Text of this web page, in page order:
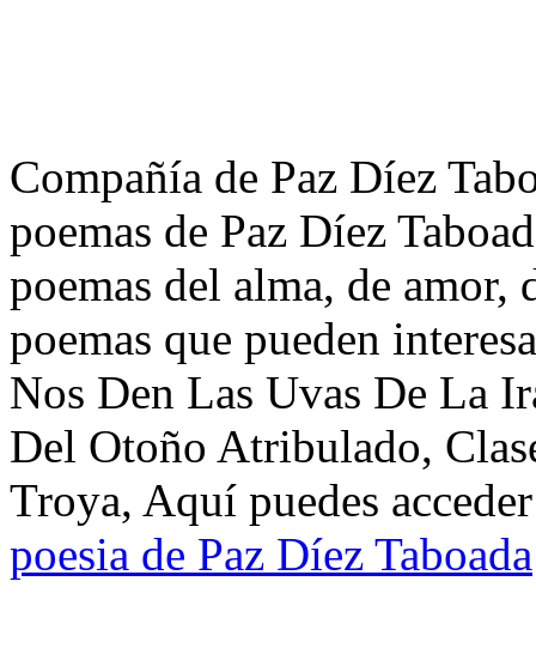
Compañía de Paz Díez
poemas de Paz Díez
poemas del alma, de
poemas que pueden
Nos Den Las Uvas De La
Del Otoño Atribulado,
Troya, Aquí puedes
poesia de Paz Díez Taboada